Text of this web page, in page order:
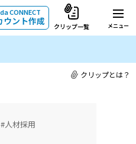
CONNECT
ウント作成 クリップ一覧 メニュー
クリップとは？
#人材採用